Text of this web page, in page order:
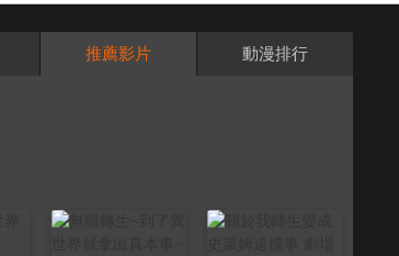
推薦影片 動漫排行